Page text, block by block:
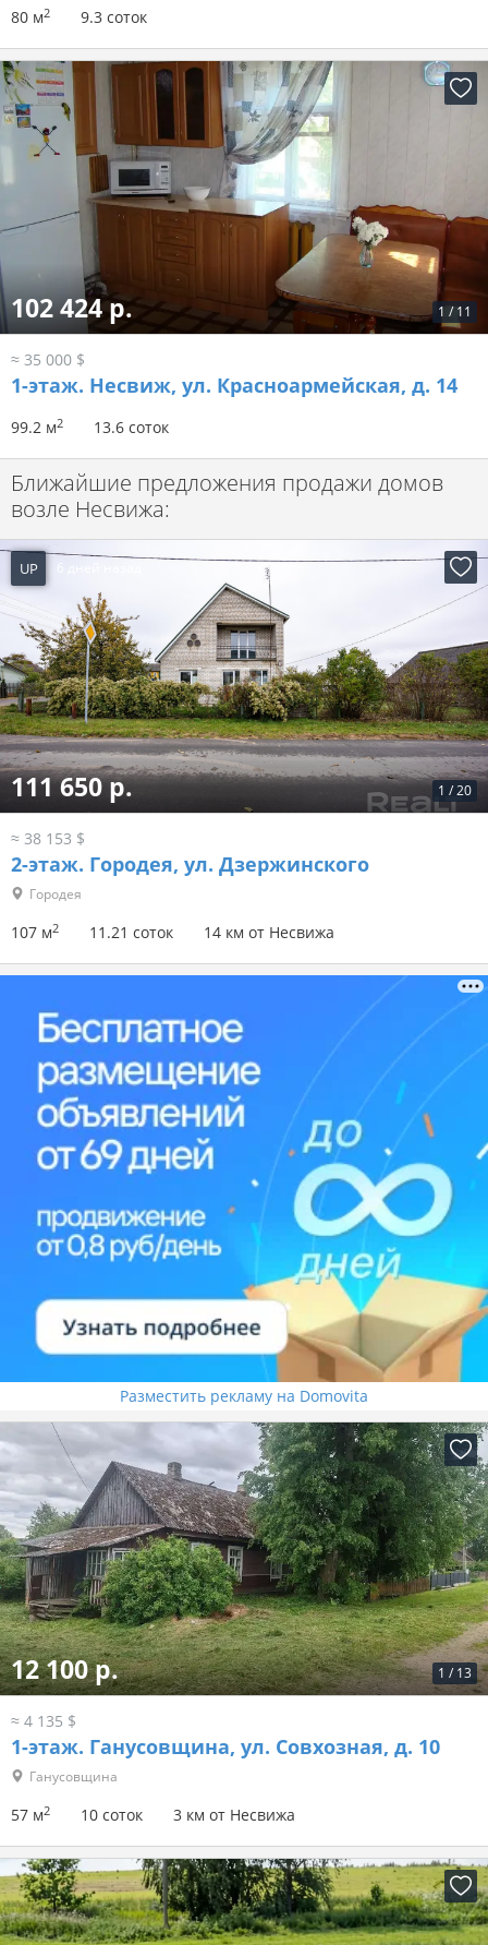
80 м2 9.3 соток
1 / 11
102 424 р.
≈ 35 000 $
1-этаж. Несвиж, ул. Красноармейская, д. 14
99.2 м2 13.6 соток
Ближайшие предложения продажи домов
возле Несвижа:
UP
1 /20
111 650 р.
≈ 38 153 $
2-этаж. Городея, ул. Дзержинского
Городея
107 м2 11.21 соток 14 км от Несвижа
Разместить рекламу на Domovita
1 / 13
12 100 р.
≈ 4 135 $
1-этаж. Ганусовщина, ул. Совхозная, д. 10
Ганусовщина
57 м2 10 соток 3 км от Несвижа